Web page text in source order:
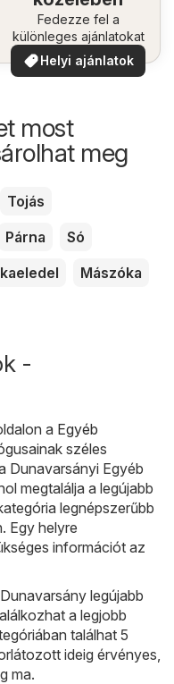
Fedezze fel a
különleges ajánlatokat
Helyi ajánlatok
most
meg
Tojás
Párna
Só
Mászóka
-
a Egyéb
széles
Dunavarsányi Egyéb
megtalálja a legújabb
legnépszerűbb
Egy helyre
információt az
legújabb
a legjobb
találhat 5
ideig érvényes,
ma.